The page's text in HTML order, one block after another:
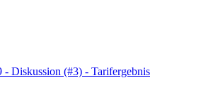
Diskussion (#3) - Tarifergebnis